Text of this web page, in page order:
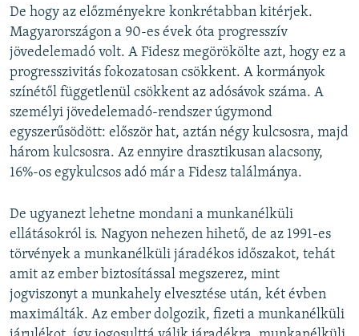
De hogy az előzményekre konkrétabban kitérjek.
Magyarországon a 90-es évek óta progresszív
jövedelemadó volt. A Fidesz megörökölte azt, hogy ez a
progresszivitás fokozatosan csökkent. A kormányok
színétől függetlenül csökkent az adósávok száma. A
személyi jövedelemadó-rendszer úgymond
egyszerűsödött: először hat, aztán négy kulcsosra, majd
három kulcsosra. Az ennyire drasztikusan alacsony,
16%-os egykulcsos adó már a Fidesz találmánya.
De ugyanezt lehetne mondani a munkanélküli
ellátásokról is. Nagyon nehezen hihető, de az 1991-es
törvények a munkanélküli járadékos időszakot, tehát
amit az ember biztosítással megszerez, mint
jogviszonyt a munkahely elvesztése után, két évben
maximálták. Az ember dolgozik, fizeti a munkanélküli